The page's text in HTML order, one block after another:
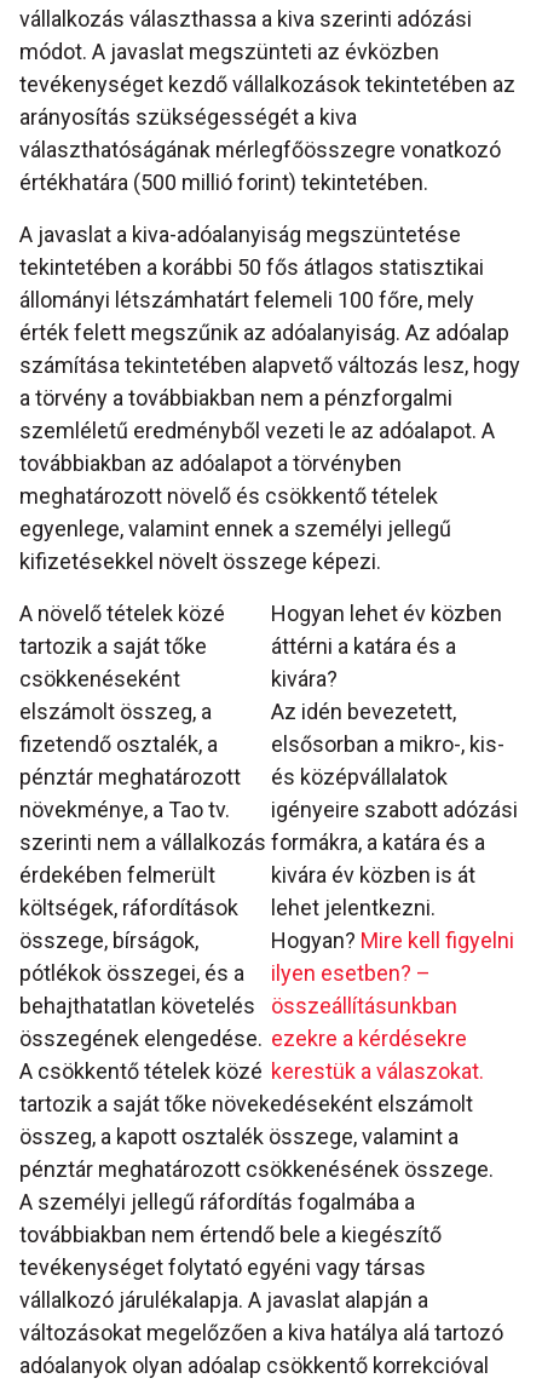
vállalkozás választhassa a kiva szerinti adózási
módot. A javaslat megszünteti az évközben
tevékenységet kezdő vállalkozások tekintetében az
arányosítás szükségességét a kiva
választhatóságának mérlegfőösszegre vonatkozó
értékhatára (500 millió forint) tekintetében.
A javaslat a kiva-adóalanyiság megszüntetése
tekintetében a korábbi 50 fős átlagos statisztikai
állományi létszámhatárt felemeli 100 főre, mely
érték felett megszűnik az adóalanyiság. Az adóalap
számítása tekintetében alapvető változás lesz, hogy
a törvény a továbbiakban nem a pénzforgalmi
szemléletű eredményből vezeti le az adóalapot. A
továbbiakban az adóalapot a törvényben
meghatározott növelő és csökkentő tételek
egyenlege, valamint ennek a személyi jellegű
kifizetésekkel növelt összege képezi.
Hogyan lehet év közben
áttérni a katára és a
kivára?
Az idén bevezetett,
elsősorban a mikro-, kis-
és középvállalatok
igényeire szabott adózási
formákra, a katára és a
kivára év közben is át
lehet jelentkezni.
Hogyan? Mire kell figyelni
ilyen esetben? –
összeállításunkban
ezekre a kérdésekre
kerestük a válaszokat.
A növelő tételek közé
tartozik a saját tőke
csökkenéseként
elszámolt összeg, a
fizetendő osztalék, a
pénztár meghatározott
növekménye, a Tao tv.
szerinti nem a vállalkozás
érdekében felmerült
költségek, ráfordítások
összege, bírságok,
pótlékok összegei, és a
behajthatatlan követelés
összegének elengedése.
A csökkentő tételek közé
tartozik a saját tőke növekedéseként elszámolt
összeg, a kapott osztalék összege, valamint a
pénztár meghatározott csökkenésének összege.
A személyi jellegű ráfordítás fogalmába a
továbbiakban nem értendő bele a kiegészítő
tevékenységet folytató egyéni vagy társas
vállalkozó járulékalapja. A javaslat alapján a
változásokat megelőzően a kiva hatálya alá tartozó
adóalanyok olyan adóalap csökkentő korrekcióval